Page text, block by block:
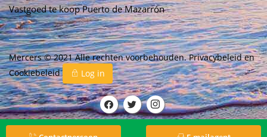
Vastgoed te koop Puerto de Mazarrón
Mercers © 2021 Alle rechten voorbehouden.Privacybeleiden
Cookiebeleid
Log in